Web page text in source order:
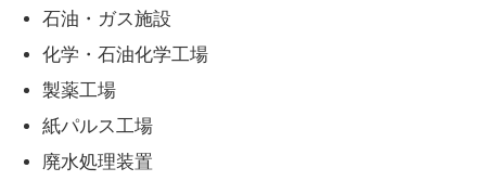
石油・ガス施設
化学・石油化学工場
製薬工場
紙パルス工場
廃水処理装置